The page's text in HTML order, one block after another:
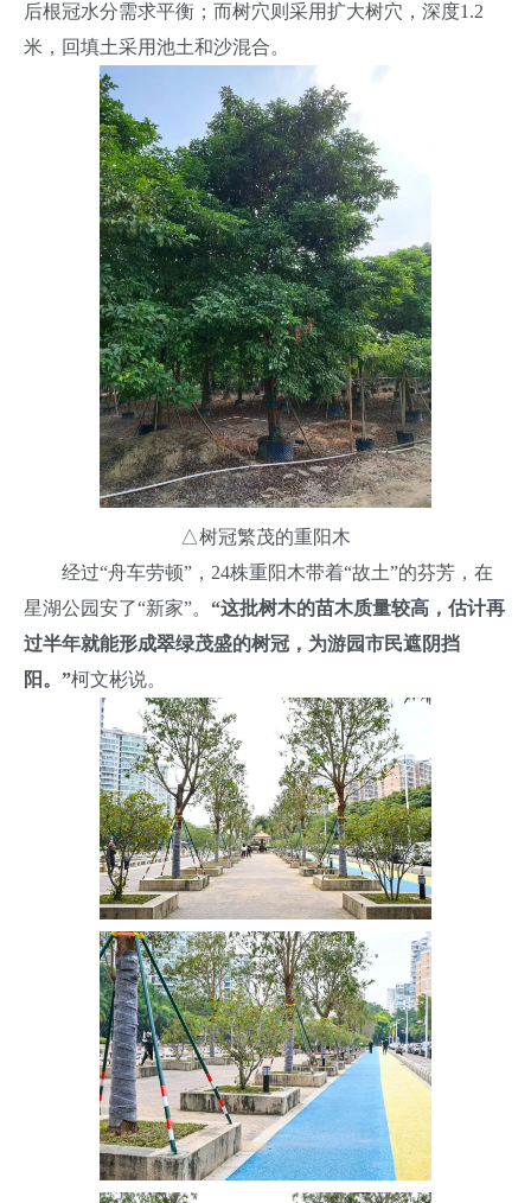
后根冠水分需求平衡；而树穴则采用扩大树穴，深度1.2
米，回填土采用池土和沙混合。
△树冠繁茂的重阳木
经过“舟车劳顿”，24株重阳木带着“故土”的芬芳，在
星湖公园安了“新家”。 “这批树木的苗木质量较高，估计再
过半年就能形成翠绿茂盛的树冠，为游园市民遮阴挡
阳。”柯文彬说。